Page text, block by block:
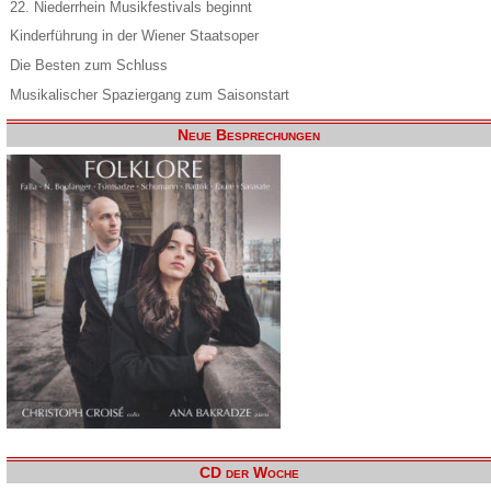
22. Niederrhein Musikfestivals beginnt
Kinderführung in der Wiener Staatsoper
Die Besten zum Schluss
Musikalischer Spaziergang zum Saisonstart
Neue Besprechungen
CD der Woche